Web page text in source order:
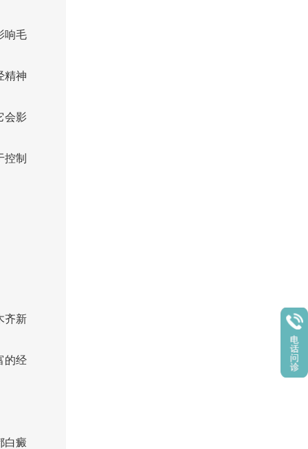
响毛
精神
会影
控制
齐新
的经
白癜